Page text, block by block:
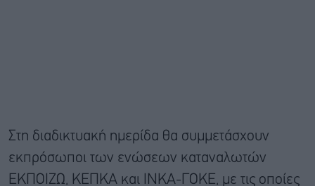
Στη διαδικτυακή ημερίδα θα συμμετάσχουν
εκπρόσωποι των ενώσεων καταναλωτών
ΕΚΠΟΙΖΩ, ΚΕΠΚΑ και ΙΝΚΑ-ΓΟΚΕ, με τις οποίες